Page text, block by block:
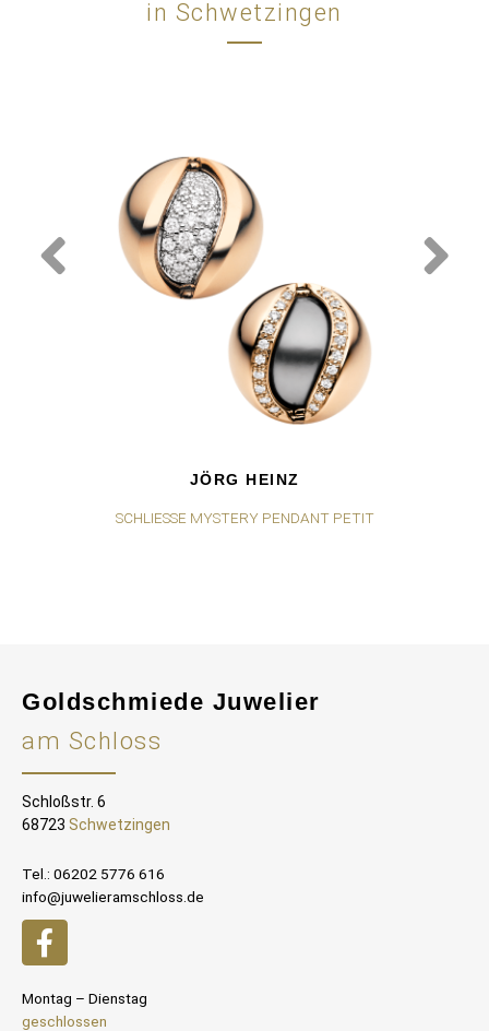
in Schwetzingen
JÖRG HEINZ
SCHLIESSE MYSTERY PENDANT PETIT
Goldschmiede Juwelier
am Schloss
Schloßstr. 6
68723 Schwetzingen
Tel.: 06202 5776 616
info@juwelieramschloss.de
Montag – Dienstag
geschlossen